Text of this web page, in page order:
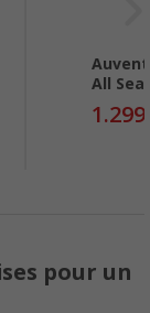
All
pour un